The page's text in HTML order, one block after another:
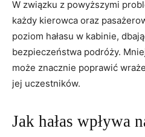
W związku ​z powyższymi‍
każdy kierowca oraz
⁢poziom hałasu w kabinie,
bezpieczeństwa ‌podróży.
może znacznie⁣ poprawić
jej uczestników.
Jak hałas wpływa​